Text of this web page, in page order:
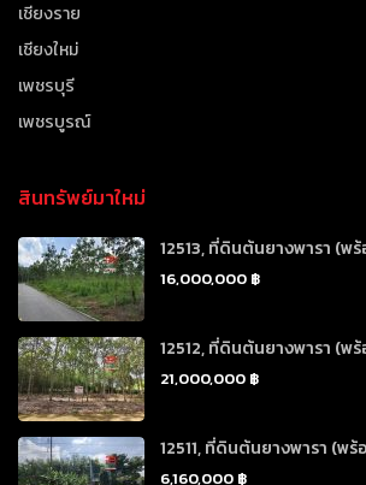
เชียงราย
เชียงใหม่
เพชรบุรี
เพชรบูรณ์
สินทรัพย์มาใหม่
12513, ที่ดินต้นยางพารา (พ
16,000,000 ฿
12512, ที่ดินต้นยางพารา (พ
21,000,000 ฿
12511, ที่ดินต้นยางพารา (พร้
6,160,000 ฿